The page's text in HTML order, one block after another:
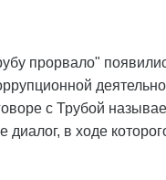
прорвало"
с Трубой
диалог, в ходе